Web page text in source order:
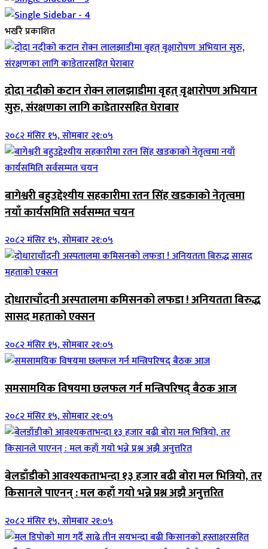
भर्खरै प्रकाशित
दोदा नदीको कटान रोक्न लालझाडीमा वृहत् वृक्षारोपण अभियान
सुरु, संरक्षणका लागि काडेतारसहित घेराबार
२०८२ मंसिर १५, सोमबार २१:०५
बागेश्वरी बहुउद्देश्यीय सहकारीमा रतन सिंह खडकाको नेतृत्वमा
नयाँ कार्यसमिति सर्वसम्मत चयन
२०८२ मंसिर १५, सोमबार २१:०५
दोधाराचाँदनी अस्पतालमा कमिसनको लफडा ! अनियतता बिरुद्ध
सासद महताको एक्सन
२०८२ मंसिर १५, सोमबार २१:०५
समसामयिक विषयमा छलफल गर्न मन्त्रिपरिषद् बैठक आज
२०८२ मंसिर १५, सोमबार २१:०५
बेलडाँडीको आवश्यकताभन्दा १३ हजार बढी बोरा मल भित्रियो, तर
किसानले पाएनन् : मल कहाँ गयो भन्ने प्रश्न अझै अनुत्तरित
२०८२ मंसिर १५, सोमबार २१:०५